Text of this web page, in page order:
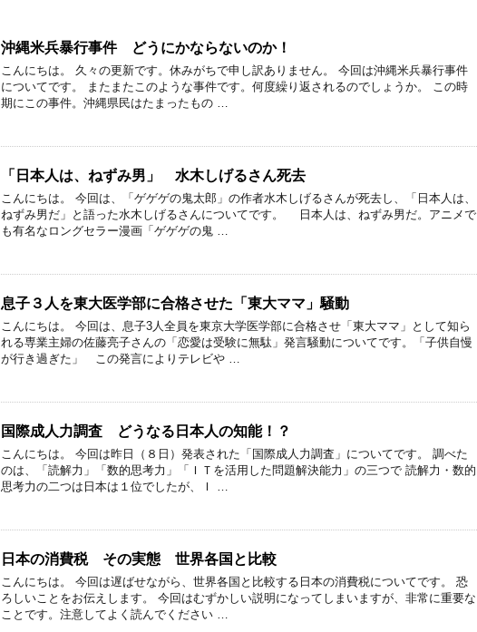
沖縄米兵暴行事件 どうにかならないのか！
こんにちは。 久々の更新です。休みがちで申し訳ありません。 今回は沖縄米兵暴行事件
についてです。 またまたこのような事件です。何度繰り返されるのでしょうか。 この時
期にこの事件。沖縄県民はたまったもの …
「日本人は、ねずみ男」 水木しげるさん死去
こんにちは。 今回は、「ゲゲゲの鬼太郎」の作者水木しげるさんが死去し、「日本人は、
ねずみ男だ」と語った水木しげるさんについてです。 日本人は、ねずみ男だ。アニメで
も有名なロングセラー漫画「ゲゲゲの鬼 …
息子３人を東大医学部に合格させた「東大ママ」騒動
こんにちは。 今回は、息子3人全員を東京大学医学部に合格させ「東大ママ」として知ら
れる専業主婦の佐藤亮子さんの「恋愛は受験に無駄」発言騒動についてです。「子供自慢
が行き過ぎた」 この発言によりテレビや …
国際成人力調査 どうなる日本人の知能！？
こんにちは。 今回は昨日（８日）発表された「国際成人力調査」についてです。 調べた
のは、「読解力」「数的思考力」「ＩＴを活用した問題解決能力」の三つで 読解力・数的
思考力の二つは日本は１位でしたが、Ｉ …
日本の消費税 その実態 世界各国と比較
こんにちは。 今回は遅ばせながら、世界各国と比較する日本の消費税についてです。 恐
ろしいことをお伝えします。 今回はむずかしい説明になってしまいますが、非常に重要な
ことです。注意してよく読んでください …